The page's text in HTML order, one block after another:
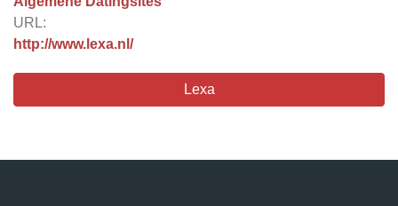
URL:
http://www.lexa.nl/
Lexa